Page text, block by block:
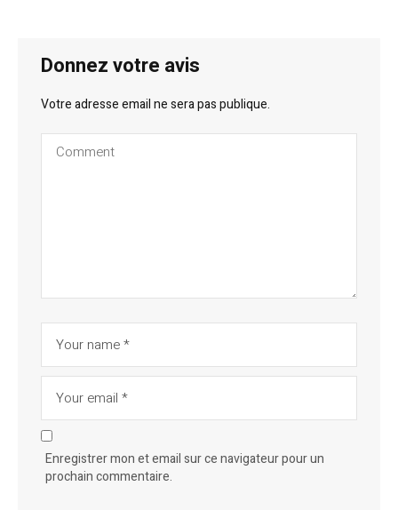
Donnez votre avis
Votre adresse email ne sera pas publique.
Enregistrer mon et email sur ce navigateur pour un
prochain commentaire.